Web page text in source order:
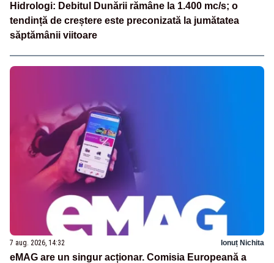
Hidrologi: Debitul Dunării rămâne la 1.400 mc/s; o
tendință de creștere este preconizată la jumătatea
săptămânii viitoare
7 aug. 2026, 14:32 Ionuț Nichita
eMAG are un singur acționar. Comisia Europeană a